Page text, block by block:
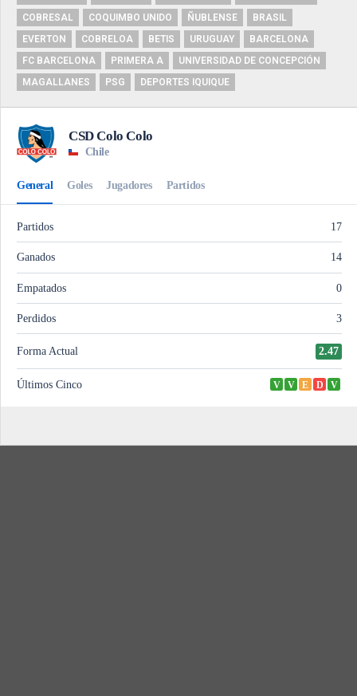
COBRESAL
COQUIMBO UNIDO ÑUBLENSE
BRASIL
EVERTON
COBRELOA BETIS URUGUAY
BARCELONA
FC BARCELONA
PRIMERA A
UNIVERSIDAD DE CONCEPCIÓN
MAGALLANES
PSG DEPORTES IQUIQUE